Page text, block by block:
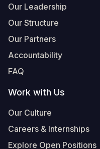
Our Leadership
Our Structure
Our Partners
Accountability
FAQ
Work with Us
Our Culture
Careers & Internships
Explore Open Positions